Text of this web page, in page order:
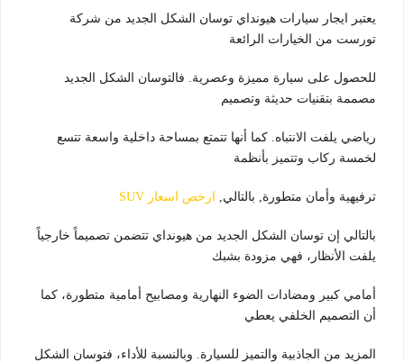
يعتبر ايجار سيارات هيونداي توسان الشكل الجديد من شركة
تورست من الخيارات الرائعة
للحصول على سيارة مميزة وعصرية. فالتوسان الشكل الجديد
مصممة بتقنيات حديثة وتصميم
رياضي يلفت الانتباه. كما أنها تتمتع بمساحة داخلية واسعة تتسع
لخمسة ركاب وتتميز بأنظمة
ترفيهية وأمان متطورة, بالتالي, ارخص اسعار SUV
بالتالي إن توسان الشكل الجديد من هيونداي تتضمن تصميماً خارجياً
يلفت الأنظار، فهي مزودة بشبك
أمامي كبير ومضادات الضوء النهارية ومصابيح أمامية متطورة، كما
أن التصميم الخلفي يعطي
المزيد من الجاذبية والتميز للسيارة. وبالنسبة للأداء، فتوسان الشكل